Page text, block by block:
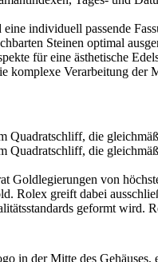
individuell passende
Steinen optimal
für eine ästhetische
Verarbeitung
Gold­legierungen von
Rolex greift dabei
geformt wird.